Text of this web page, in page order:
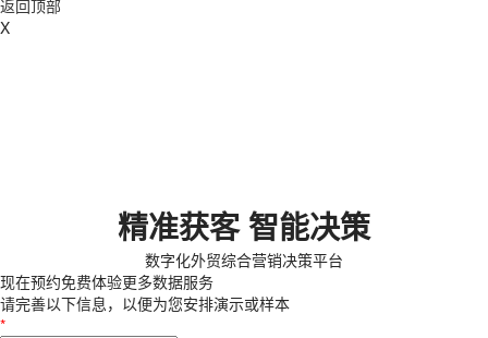
返回顶部
X
精准获客 智能决策
数字化外贸综合营销决策平台
现在预约免费体验更多数据服务
请完善以下信息，以便为您安排演示或样本
*